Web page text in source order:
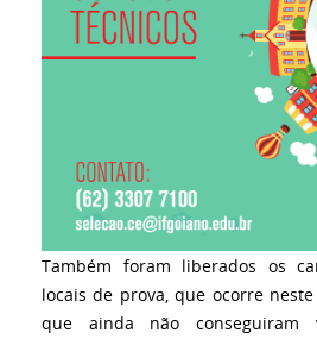
Também foram liberados os
locais de prova, que ocorre
que ainda não